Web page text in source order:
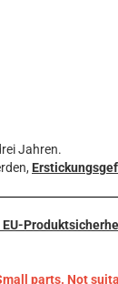
Jahren.
parts. Not